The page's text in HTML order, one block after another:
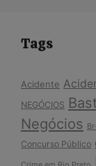
Tags
Acidente
NEGÓCIOS
Negócios
Concurso Público